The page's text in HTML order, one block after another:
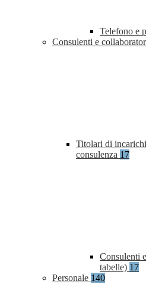
Telefono e
Consulenti e
Titolari di
consulenza 17
Consulenti
tabelle) 17
Personale 140